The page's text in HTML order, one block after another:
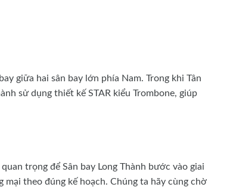
giữa hai sân bay lớn phía Nam. Trong khi Tân
sử dụng thiết kế STAR kiểu Trombone, giúp
trọng để Sân bay Long Thành bước vào giai
theo đúng kế hoạch. Chúng ta hãy cùng chờ